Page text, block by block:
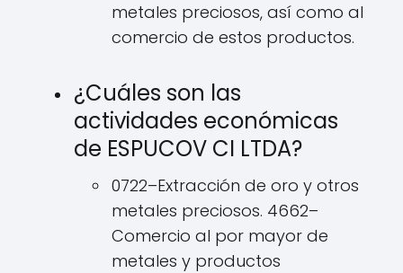
metales preciosos, así como al
comercio de estos productos.
¿Cuáles son las
actividades económicas
de ESPUCOV CI LTDA?
0722–Extracción de oro y otros
metales preciosos. 4662–
Comercio al por mayor de
metales y productos